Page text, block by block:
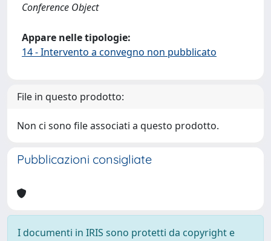
Conference Object
Appare nelle tipologie:
14 - Intervento a convegno non pubblicato
File in questo prodotto:
Non ci sono file associati a questo prodotto.
Pubblicazioni consigliate
I documenti in IRIS sono protetti da copyright e